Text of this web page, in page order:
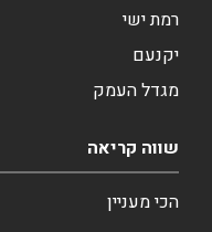
רמת ישי
יקנעם
מגדל העמק
שווה קריאה
הכי מעניין